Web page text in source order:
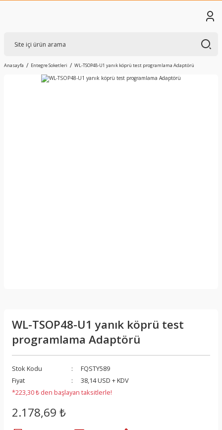
Anasayfa Entegre Soketleri WL-TSOP48-U1 yanık köprü test programlama Adaptörü
WL-TSOP48-U1 yanık köprü test
programlama Adaptörü
Stok Kodu
FQSTY589
Fiyat
38,14 USD + KDV
*223,30 ₺ den başlayan taksitlerle!
2.178,69 ₺